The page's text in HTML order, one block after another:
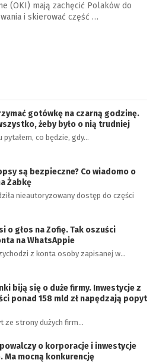
(OKI) mają zachęcić Polaków do
i skierować część …
gotówkę na czarną godzinę.
żeby było o nią trudniej
co będzie, gdy…
są bezpieczne? Co wiadomo o
Żabkę
nieautoryzowany dostęp do części
o głos na Zofię. Tak oszuści
na WhatsAppie
z konta osoby zapisanej w…
biją się o duże firmy. Inwestycje z
ponad 158 mld zł napędzają popyt
ze strony dużych firm…
o korporacje i inwestycje
mocną konkurencję